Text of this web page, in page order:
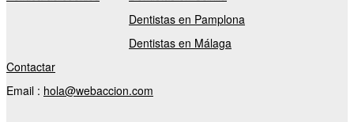
Dentistas en Pamplona
Dentistas en Málaga
Contactar
Email : hola@webaccion.com